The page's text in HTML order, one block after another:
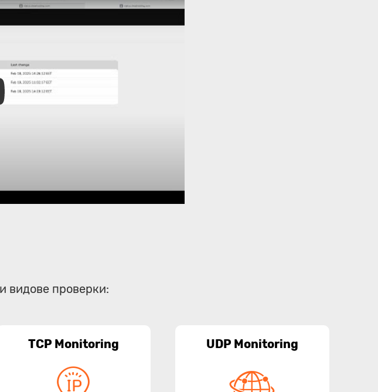
видове проверки:
TCP Monitoring UDP Monitoring